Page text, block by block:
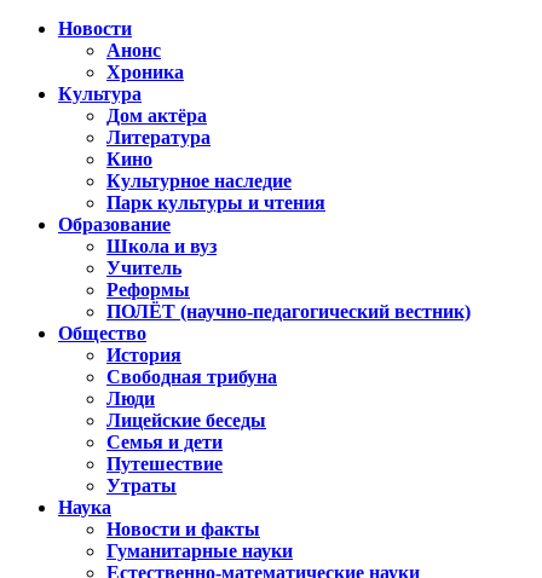
Новости
Анонс
Хроника
Культура
Дом актёра
Литература
Кино
Культурное наследие
Парк культуры и чтения
Образование
Школа и вуз
Учитель
Реформы
ПОЛЁТ (научно-педагогический вестник)
Общество
История
Свободная трибуна
Люди
Лицейские беседы
Семья и дети
Путешествие
Утраты
Наука
Новости и факты
Гуманитарные науки
Естественно-математические науки